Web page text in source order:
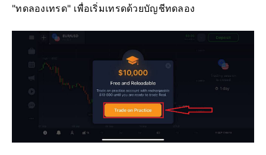
"ทดลองเทรด" เพื่อเริ่มเทรดด้วยบัญชีทดลอง